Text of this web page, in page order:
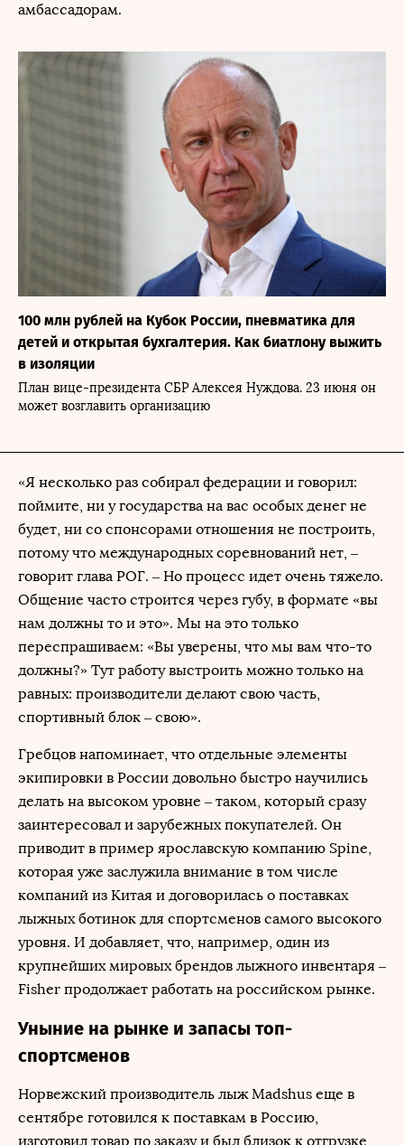
амбассадорам.
100 млн рублей на Кубок России, пневматика для
детей и открытая бухгалтерия. Как биатлону выжить
в изоляции
План вице-президента СБР Алексея Нуждова. 23 июня он
может возглавить организацию
«Я несколько раз собирал федерации и говорил:
поймите, ни у государства на вас особых денег не
будет, ни со спонсорами отношения не построить,
потому что международных соревнований нет, –
говорит глава РОГ. – Но процесс идет очень тяжело.
Общение часто строится через губу, в формате «вы
нам должны то и это». Мы на это только
переспрашиваем: «Вы уверены, что мы вам что-то
должны?» Тут работу выстроить можно только на
равных: производители делают свою часть,
спортивный блок – свою».
Гребцов напоминает, что отдельные элементы
экипировки в России довольно быстро научились
делать на высоком уровне – таком, который сразу
заинтересовал и зарубежных покупателей. Он
приводит в пример ярославскую компанию Spine,
которая уже заслужила внимание в том числе
компаний из Китая и договорилась о поставках
лыжных ботинок для спортсменов самого высокого
уровня. И добавляет, что, например, один из
крупнейших мировых брендов лыжного инвентаря –
Fisher продолжает работать на российском рынке.
Уныние на рынке и запасы топ-
спортсменов
Норвежский производитель лыж Madshus еще в
сентябре готовился к поставкам в Россию,
изготовил товар по заказу и был близок к отгрузке,